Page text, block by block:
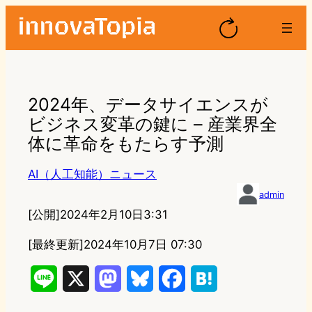
2024年、データサイエンスが
ビジネス変革の鍵に – 産業界全
体に革命をもたらす予測
AI（人工知能）ニュース
admin
[公開]2024年2月10日3:31
[最終更新]2024年10月7日 07:30